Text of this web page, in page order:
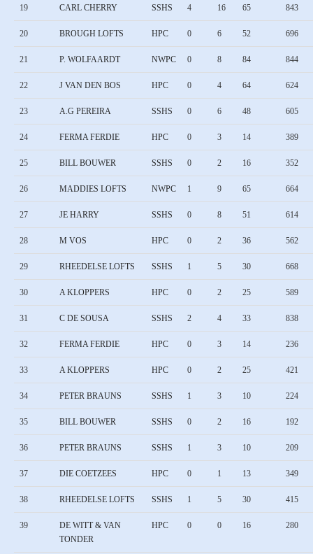
19 CARL CHERRY SSHS 4 16 65 843
20 BROUGH LOFTS HPC 0 6 52 696
21 P. WOLFAARDT NWPC 0 8 84 844
22 J VAN DEN BOS HPC 0 4 64 624
23 A.G PEREIRA SSHS 0 6 48 605
24 FERMA FERDIE HPC 0 3 14 389
25 BILL BOUWER SSHS 0 2 16 352
26 MADDIES LOFTS NWPC 1 9 65 664
27 JE HARRY SSHS 0 8 51 614
28 M VOS HPC 0 2 36 562
29 RHEEDELSE LOFTS SSHS 1 5 30 668
30 A KLOPPERS HPC 0 2 25 589
31 C DE SOUSA SSHS 2 4 33 838
32 FERMA FERDIE HPC 0 3 14 236
33 A KLOPPERS HPC 0 2 25 421
34 PETER BRAUNS SSHS 1 3 10 224
35 BILL BOUWER SSHS 0 2 16 192
36 PETER BRAUNS SSHS 1 3 10 209
37 DIE COETZEES HPC 0 1 13 349
38 RHEEDELSE LOFTS SSHS 1 5 30 415
39
DE WITT & VAN
TONDER
HPC 0 0 16 280